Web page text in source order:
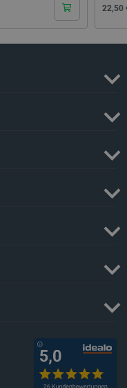
Cena
22,50
Lokaler Speicher
Lokaler Speicher
Sitzungsspeicher
Sitzungsspeicher